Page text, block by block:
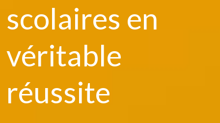
scolaires en
véritable
réussite